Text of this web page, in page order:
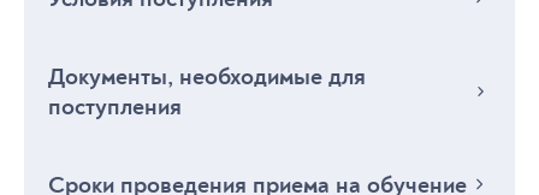
Условия поступления
К освоению программ аспирантуры допускаются
Прием на обучение проводится по результатам
Документы, необходимые для
поступления
Документы, необходимые для
Сроки проведения приема на обучение